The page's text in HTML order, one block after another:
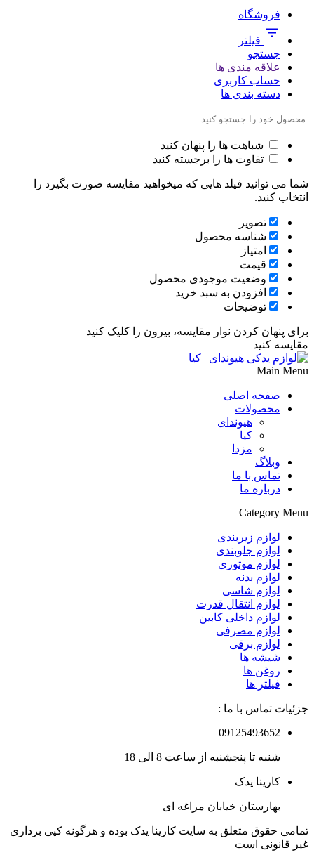
فروشگاه
فیلتر
جستجو
علاقه مندی ها
حساب کاربری
دسته بندی ها
شباهت ها را پنهان کنید
تفاوت ها را برجسته کنید
شما می توانید فیلد هایی که میخواهید مقایسه صورت بگیرد را
انتخاب کنید.
تصویر
شناسه محصول
امتیاز
قیمت
وضعیت موجودی محصول
افزودن به سبد خرید
توضیحات
برای پنهان کردن نوار مقایسه، بیرون را کلیک کنید
مقایسه کنید
Main Menu
صفحه اصلی
محصولات
هیوندای
کیا
مزدا
وبلاگ
تماس با ما
درباره ما
Category Menu
لوازم زیربندی
لوازم جلوبندی
لوازم موتوری
لوازم بدنه
لوازم شاسی
لوازم انتقال قدرت
لوازم داخلی کابین
لوازم مصرفی
لوازم برقی
شیشه ها
روغن ها
فیلتر ها
جزئیات تماس با ما :
09125493652
شنبه تا پنجشنبه از ساعت 8 الی 18
کارینا یدک
بهارستان خیابان مراغه ای
تمامی حقوق متعلق به سایت کارینا یدک بوده و هرگونه کپی برداری
غیر قانونی است